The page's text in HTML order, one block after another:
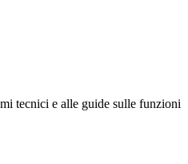
tecnici e alle guide sulle funzioni